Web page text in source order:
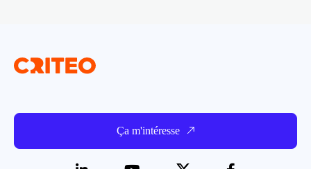
Ça m'intéresse